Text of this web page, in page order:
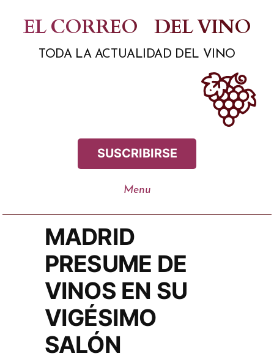
contenido
EL CORREO DEL VINO
TODA LA ACTUALIDAD DEL VINO
SUSCRIBIRSE
MADRID
PRESUME DE
VINOS EN SU
VIGÉSIMO
SALÓN